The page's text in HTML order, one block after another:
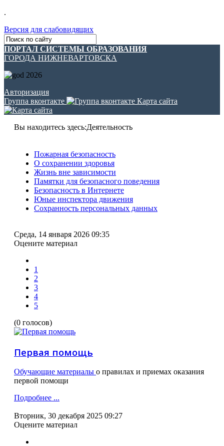
.
Версия для слабовидящих
ПОРТАЛ СИСТЕМЫ ОБРАЗОВАНИЯ
ГОРОДА НИЖНЕВАРТОВСКА
Авторизация
Группа вконтакте
Карта сайта
Вы находитесь здесь:Деятельность
Пожарная безопасность
О сохранении здоровья
Жизнь вне зависимости
Памятки для безопасного поведения
Безопасность в Интернете
Юные инспектора движения
Сохранность персональных данных
Среда, 14 января 2026 09:35
Оцените материал
1
2
3
4
5
(0 голосов)
Первая помощь
Обучающие материалы о правилах и приемах оказания
первой помощи
Подробнее ...
Вторник, 30 декабря 2025 09:27
Оцените материал